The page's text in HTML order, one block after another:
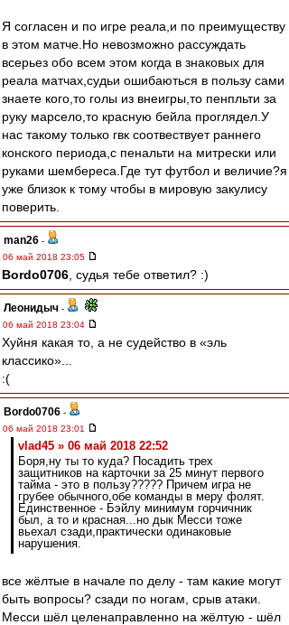
Я согласен и по игре реала,и по преимуществу
в этом матче.Но невозможно рассуждать
всерьез обо всем этом когда в знаковых для
реала матчах,судьи ошибаються в пользу сами
знаете кого,то голы из внеигры,то пенпльти за
руку марсело,то красную бейла проглядел.У
нас такому только гвк соотвествует раннего
конского периода,с пенальти на митрески или
руками шембереса.Где тут футбол и величие?я
уже близок к тому чтобы в мировую закулису
поверить.
man26 -
06 май 2018 23:05
Bordo0706 , судья тебе ответил? :)
Леонидыч -
06 май 2018 23:04
Хуйня какая то, а не судейство в «эль
классико»...
:(
Bordo0706 -
06 май 2018 23:01
vlad45 » 06 май 2018 22:52
Боря,ну ты то куда? Посадить трех
защитников на карточки за 25 минут первого
тайма - это в пользу????? Причем игра не
грубее обычного,обе команды в меру фолят.
Единственное - Бэйлу минимум горчичник
был, а то и красная...но дык Месси тоже
вьехал сзади,практически одинаковые
нарушения.
все жёлтые в начале по делу - там какие могут
быть вопросы? сзади по ногам, срыв атаки.
Месси шёл целенаправленно на жёлтую - шёл